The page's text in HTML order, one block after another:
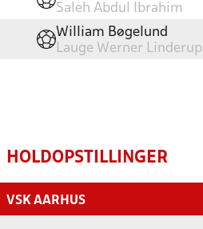
Saleh Abdul Ibrahim
William Bøgelund
Lauge Werner Linderup
HOLDOPSTILLINGER
VSK AARHUS